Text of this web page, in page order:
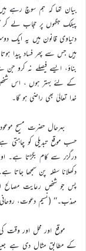
بیان تھا کہ ہم سوچ رہے
پبلک جگہوں پر حجاب لے کر
ہیں جس سے پھر فساد پیدا
بناؤ، ایسے فیصلے نہ کرو
کے لئے بہتر ہوں ، اس
خدا تعالیٰ بھی راضی ہو گا۔
بہرحال حضرت مسیح
حسب موقع تبدیلی کو
درگزر سے کام بگڑتا ہے۔
دکھلانا سفلہ پن سمجھا
پس جو شخص رعایت مصالح
مہذب۔‘‘ (نسیم دعوت، روحانی خزائن جلد
موقع اور محل اور
کے مطابق مثال دی ہے